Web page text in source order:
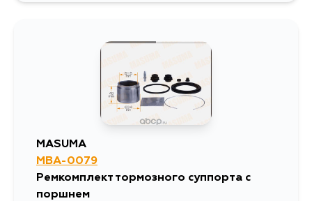
MASUMA
MBA-0079
Ремкомплект тормозного суппорта с
поршнем